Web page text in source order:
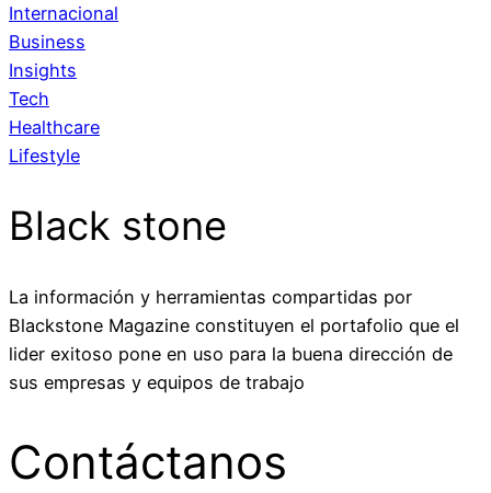
Internacional
Business
Insights
Tech
Healthcare
Lifestyle
Black stone
La información y herramientas compartidas por
Blackstone Magazine constituyen el portafolio que el
lider exitoso pone en uso para la buena dirección de
sus empresas y equipos de trabajo
Contáctanos